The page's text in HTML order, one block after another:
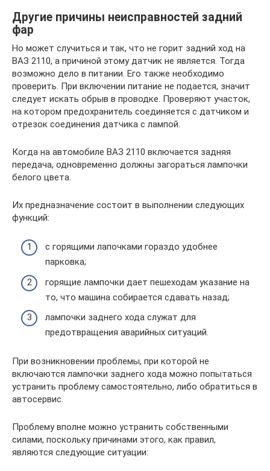
Другие причины неисправностей задний
фар
Но может случиться и так, что не горит задний ход на
ВАЗ 2110, а причиной этому датчик не является. Тогда
возможно дело в питании. Его также необходимо
проверить. При включении питание не подается, значит
следует искать обрыв в проводке. Проверяют участок,
на котором предохранитель соединяется с датчиком и
отрезок соединения датчика с лампой.
Когда на автомобиле ВАЗ 2110 включается задняя
передача, одновременно должны загораться лампочки
белого цвета.
Их предназначение состоит в выполнении следующих
функций:
с горящими лапочками гораздо удобнее
парковка;
горящие лампочки дает пешеходам указание на
то, что машина собирается сдавать назад;
лампочки заднего хода служат для
предотвращения аварийных ситуаций.
При возникновении проблемы, при которой не
включаются лампочки заднего хода можно попытаться
устранить проблему самостоятельно, либо обратиться в
автосервис.
Проблему вполне можно устранить собственными
силами, поскольку причинами этого, как правил,
являются следующие ситуации: